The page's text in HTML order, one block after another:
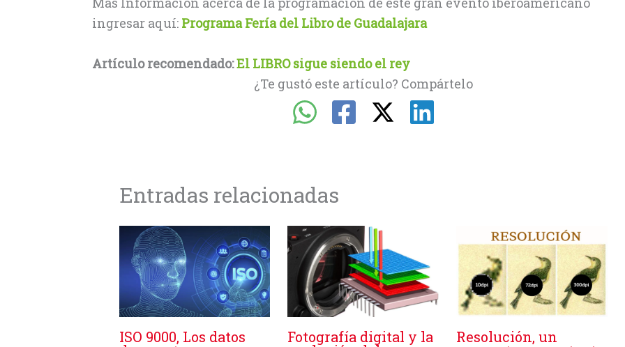
ingresar aquí: Programa Fería del Libro de Guadalajara
Artículo recomendado:El LIBRO sigue siendo el rey
¿Te gustó este artículo? Compártelo
Entradas relacionadas
ISO 9000, Los datos Fotografía digital y la Resolución, un